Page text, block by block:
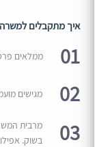
איך מתקבלים למשרה
01 ממלאים
02 מגישים
03
מרבית
בשוק.